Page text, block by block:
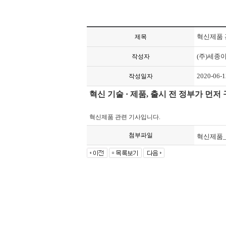
제목 혁신제품
작성자 (주)세종
작성일자 2020-06-
혁신 기술 · 제품, 출시 전 정부가 먼저
혁신제품 관련 기사입니다.
첨부파일 혁신제품